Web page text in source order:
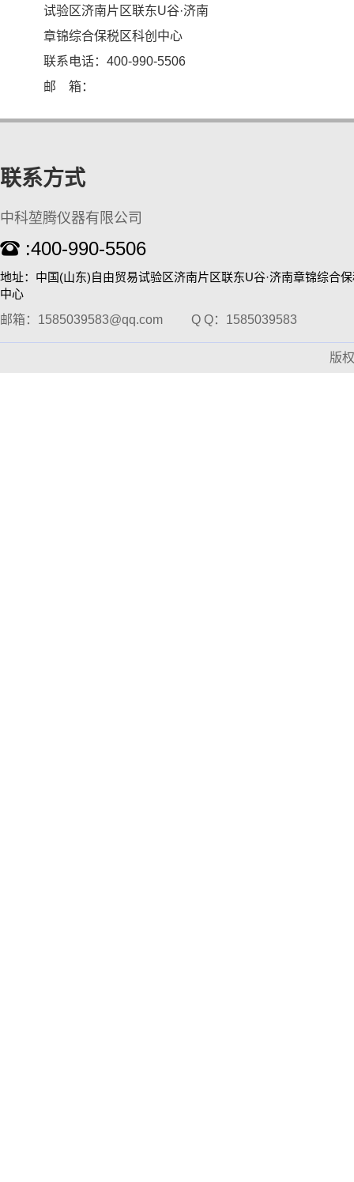
KT-D300 多管涡旋混匀仪
试验区济南片区联东U谷·济南
章锦综合保税区科创中心
联系电话：400-990-5506
邮 箱：
联系方式
中科堃腾仪器有限公司
:400-990-5506
地址：中国(山东)自由贸易试验区济南片区联东U谷·济南章锦综合
中心
邮箱：1585039583@qq.com
Q Q：1585039583
版